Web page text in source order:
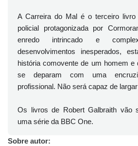
A Carreira do Mal é o terceiro livro
policial protagonizada por
enredo intrincado e
desenvolvimentos inesperados,
história comovente de um homem e
se deparam com uma
profissional. Não será capaz de
Os livros de Robert Galbraith vão
uma série da BBC One.
Sobre autor: